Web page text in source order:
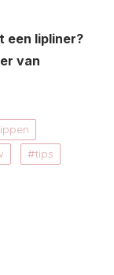
een lipliner?
van
tips